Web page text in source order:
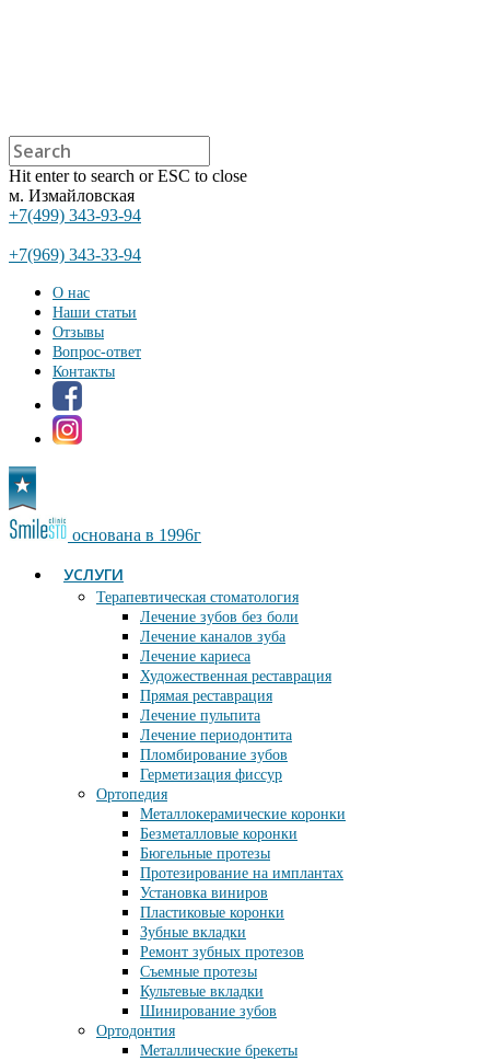
Hit enter to search or ESC to close
м. Измайловская
+7(499) 343-93-94
+7(969) 343-33-94
О нас
Наши статьи
Отзывы
Вопрос-ответ
Контакты
основана в 1996г
УСЛУГИ
Терапевтическая стоматология
Лечение зубов без боли
Лечение каналов зуба
Лечение кариеса
Художественная реставрация
Прямая реставрация
Лечение пульпита
Лечение периодонтита
Пломбирование зубов
Герметизация фиссур
Ортопедия
Металлокерамические коронки
Безметалловые коронки
Бюгельные протезы
Протезирование на имплантах
Установка виниров
Пластиковые коронки
Зубные вкладки
Ремонт зубных протезов
Съемные протезы
Культевые вкладки
Шинирование зубов
Ортодонтия
Металлические брекеты